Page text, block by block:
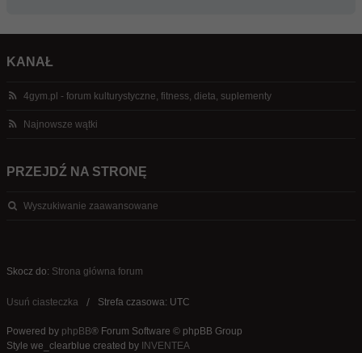
KANAŁ
4gym.pl - forum kulturystyczne, fitness, dieta, suplementy
Najnowsze wątki
PRZEJDŹ NA STRONĘ
Wyszukiwanie zaawansowane
Skocz do: Strona główna forum
Usuń ciasteczka Strefa czasowa: UTC
Powered by phpBB® Forum Software © phpBB Group
Style we_clearblue created by INVENTEA